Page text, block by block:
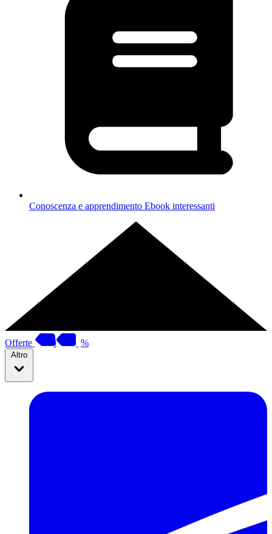
Conoscenza e apprendimento Ebook interessanti
Offerte %
Altro